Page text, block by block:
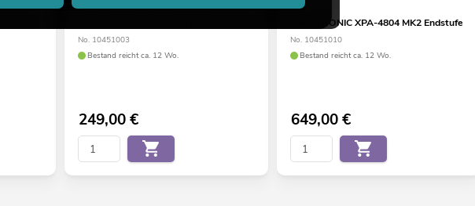
No. 10451003
Bestand reicht ca. 12 Wo.
249,00€
OMNITRONIC XPA-4804 MK2 Endstufe
No. 10451010
Bestand reicht ca. 12 Wo.
649,00€